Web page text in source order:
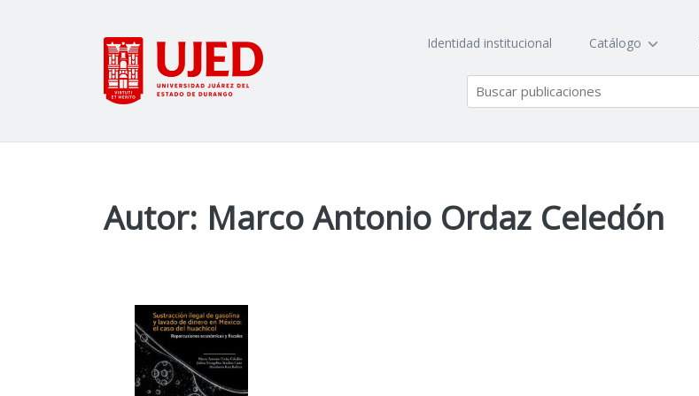
Identidad institucional Catálogo
Autor: Marco Antonio Ordaz Celedón